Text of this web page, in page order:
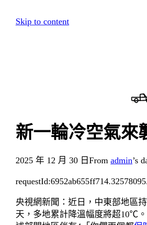
跳
Skip to content
新一輪冷空氣來
2025 年 12 月 30 日 From admin’s
央視網新聞：近日，中東部地區
天，多地累計降溫幅度將超10℃